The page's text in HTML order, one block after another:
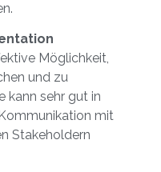
Möglichkeit,
und zu
kann sehr gut in
mit
Stakeholdern